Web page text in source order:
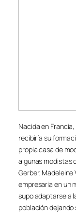
Nacida en
recibiría su
propia casa de
algunas modistas
Gerber.
empresaria en un
supo adaptarse a
población dejando